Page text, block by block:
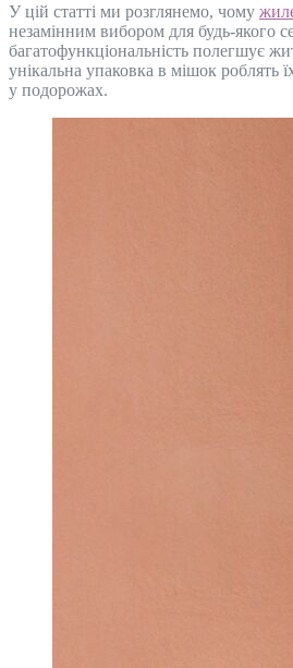
У цій статті ми розглянемо, чому
незамінним вибором для будь-якого
багатофункціональність полегшує
унікальна упаковка в мішок роблять
у подорожах.